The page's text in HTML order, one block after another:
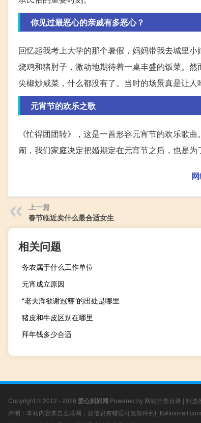
你见过最恶心的亲戚有多恶心？
回忆起我考上大学的那个暑假，妈妈带我去城里
烧鸡和猪肘子，激动地期待着一桌丰盛的饭菜。
尖椒炒咸菜，什么都没有了。当时的场景真是让
元宵节的欢乐之歌
《忙得团团转》，这是一首形容元宵节的欢乐歌
闹，我们家庭决定把婚期定在元宵节之后，也是
上一篇
春节临近卖什么最合适女生
相关问题
务农属于什么工作单位
元宵成立原因
“老夫浑欲谢冠簪”的出处是哪里
猪皮和牛皮区别在哪里
拜年钱多少合适
Copyright © 2012 - 2026 爱心妈妈网 Powered by 网站分类目录 | 精选
声明：本站内容来自互联网，如信息有错误可发邮件到